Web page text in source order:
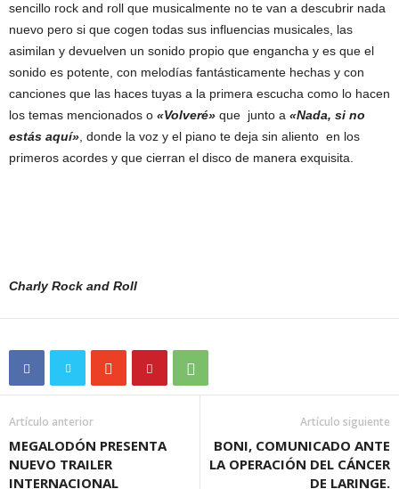
sencillo rock and roll que musicalmente no te van a descubrir nada
nuevo pero si que cogen todas sus influencias musicales, las
asimilan y devuelven un sonido propio que engancha y es que el
sonido es potente, con melodías fantásticamente hechas y con
canciones que las haces tuyas a la primera escucha como lo hacen
los temas mencionados o «Volveré» que junto a «Nada, si no
estás aquí» , donde la voz y el piano te deja sin aliento en los
primeros acordes y que cierran el disco de manera exquisita.
Charly Rock and Roll
Artículo anterior
MEGALODÓN PRESENTA
NUEVO TRAILER
INTERNACIONAL
Artículo siguiente
BONI, COMUNICADO ANTE
LA OPERACIÓN DEL CÁNCER
DE LARINGE.